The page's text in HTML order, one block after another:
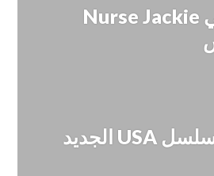
شوتايم تُعطي Nurse Jackie
نظرة على مسلسل USA الجديد